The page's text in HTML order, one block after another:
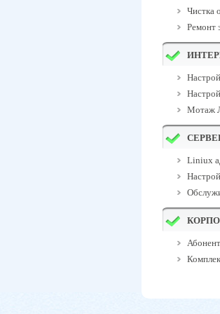
Чистка
Ремонт
Мотаж
Liniux